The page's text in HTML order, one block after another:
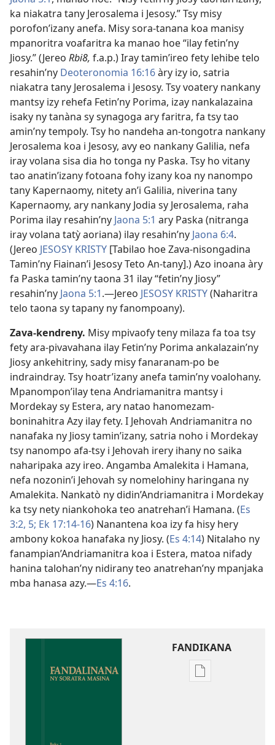
ka niakatra tany Jerosalema i Jesosy.” Tsy misy
porofon’izany anefa. Misy sora-tanana koa manisy
mpanoritra voafaritra ka manao hoe “ilay fetin’ny
Jiosy.” (Jereo Rbi8, f.a.p.) Iray tamin’ireo fety lehibe telo
resahin’ny Deoteronomia 16:16àry izy io, satria
niakatra tany Jerosalema i Jesosy. Tsy voatery nankany
mantsy izy rehefa Fetin’ny Porima, izay nankalazaina
isaky ny tanàna sy synagoga ary faritra, fa tsy tao
amin’ny tempoly. Tsy ho nandeha an-tongotra nankany
Jerosalema koa i Jesosy, avy eo nankany Galilia, nefa
iray volana sisa dia ho tonga ny Paska. Tsy ho vitany
tao anatin’izany fotoana fohy izany koa ny nanompo
tany Kapernaomy, nitety an’i Galilia, niverina tany
Kapernaomy, ary nankany Jodia sy Jerosalema, raha
Porima ilay resahin’ny Jaona 5:1 ary Paska (nitranga
iray volana tatỳ aoriana) ilay resahin’ny Jaona 6:4.
(Jereo JESOSY KRISTY [Tabilao hoe Zava-nisongadina
Tamin’ny Fiainan’i Jesosy Teto An-tany].) Azo inoana àry
fa Paska tamin’ny taona 31 ilay “fetin’ny Jiosy”
resahin’ny Jaona 5:1.​—Jereo JESOSY KRISTY(Naharitra
telo taona sy tapany ny fanompoany).
Zava-kendreny. Misy mpivaofy teny milaza fa toa tsy
fety ara-pivavahana ilay Fetin’ny Porima ankalazain’ny
Jiosy ankehitriny, sady misy fanaranam-po be
indraindray. Tsy hoatr’izany anefa tamin’ny voalohany.
Mpanompon’ilay tena Andriamanitra mantsy i
Mordekay sy Estera, ary natao hanomezam-
boninahitra Azy ilay fety. I Jehovah Andriamanitra no
nanafaka ny Jiosy tamin’izany, satria noho i Mordekay
tsy nanompo afa-tsy i Jehovah irery ihany no saika
naharipaka azy ireo. Angamba Amalekita i Hamana,
nefa nozonin’i Jehovah sy nomelohiny haringana ny
Amalekita. Nankatò ny didin’Andriamanitra i Mordekay
ka tsy nety niankohoka teo anatrehan’i Hamana. (Es
3:2, 5; Ek 17:14-16) Nanantena koa izy fa hisy hery
ambony kokoa hanafaka ny Jiosy. (Es 4:14) Nitalaho ny
fanampian’Andriamanitra koa i Estera, matoa nifady
hanina talohan’ny nidirany teo anatrehan’ny mpanjaka
mba hanasa azy.​—Es 4:16.
FANDIKANA
Fandikana